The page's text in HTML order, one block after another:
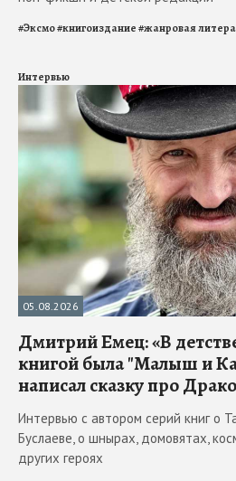
#Эксмо#книгоиздание#жанровая
Интервью
05.08.2026
Дмитрий Емец: «В
книгой была "Малыш и
написал сказку про
Интервью с автором серий книг о
Буслаеве, о шнырах, домовятах,
других героях